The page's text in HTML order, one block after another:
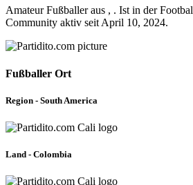
Amateur Fußballer aus , . Ist in der
Community aktiv seit April 10, 2024.
Fußballer Ort
Region - South America
Land - Colombia